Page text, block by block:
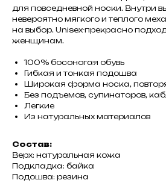
для повседневной носки. Внутри
невероятно мягкого и теплого
на выбор. Unisex-прекрасно
женщинам.
100% босоногая обувь
Гибкая и тонкая подошва
Широкая форма носка,
Без подъемов, супинаторов,
Легкие
Из натуральных материалов
Состав:
Верх: натуральная кожа
Подкладка: байка
Подошва: резина